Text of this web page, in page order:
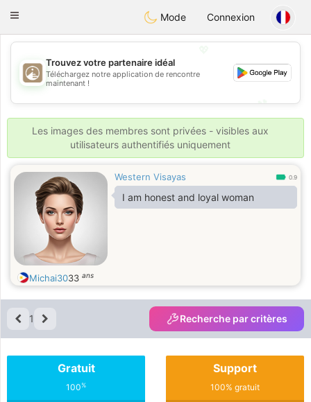
Bahebik
Toggle
Mode Connexion
💖
💕
Trouvez votre partenaire idéal
Téléchargez notre application de rencontre
maintenant !
Les images des membres sont privées - visibles aux
utilisateurs authentifiés uniquement
Western Visayas 0.9
I am honest and loyal woman
Michai3033 ans
1 Recherche par critères
Gratuit
100%
Support
100% gratuit